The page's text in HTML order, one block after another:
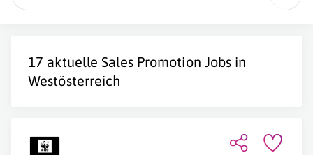
17 aktuelleSales Promotion Jobs in
Westösterreich